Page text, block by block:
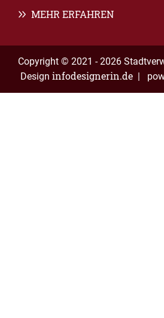
MEHR ERFAHREN
Copyright © 2021 - 2026
Design infodesignerin.de |